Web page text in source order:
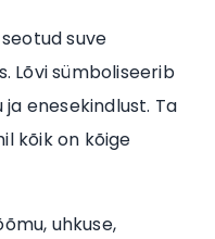
suve
Lõvi sümboliseerib
enesekindlust. Ta
kõik on kõige
uhkuse,